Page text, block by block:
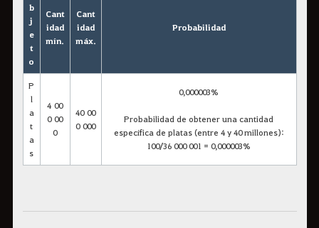
b
j
e
t
o
Cant
idad
mín.
Cant
idad
máx.
Probabilidad
P
l
a
t
a
s
4 00
0 00
0
40 00
0 000
0,000003%
Probabilidad de obtener una cantidad
específica de platas (entre 4 y 40 millones):
100/36 000 001 = 0,000003%